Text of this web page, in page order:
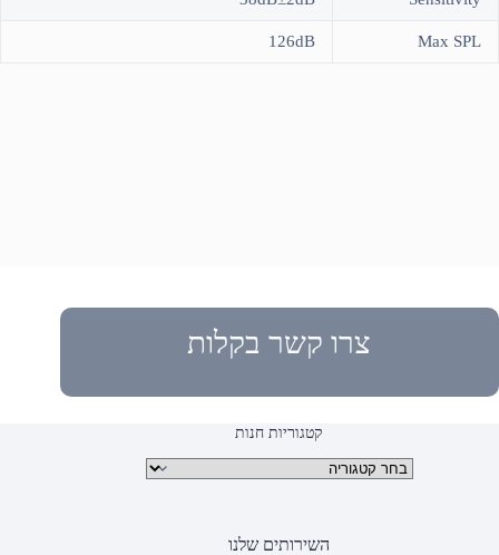
Max SPL
126dB
צרו קשר בקלות
קטגוריות חנות
קטגוריות מוצרים
השירותים שלנו